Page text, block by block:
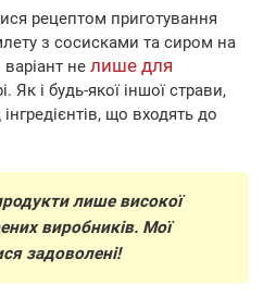
рецептом приготування
з сосисками та сиром на
не лише для
Як і будь-якої іншої страви,
що входять до
лише високої
виробників. Мої
задоволені!